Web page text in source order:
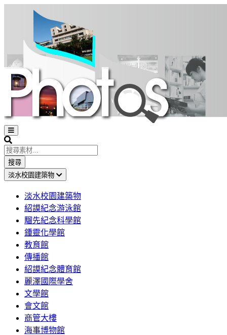
Open
sidebar
Search
搜尋
淡水校園建築物
淡水校園建築物
紹謨紀念游泳館
騮先紀念科學館
鍾靈化學館
教育館
傳播館
紹謨紀念體育館
麗澤國際學舍
文學館
會文館
商管大樓
海事博物館